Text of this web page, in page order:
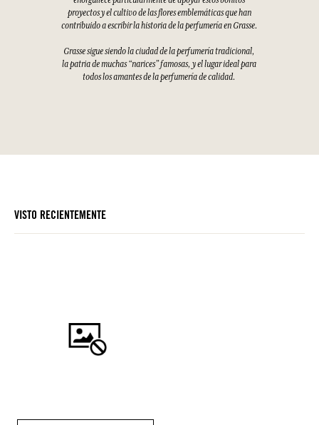
proyectos y el cultivo de las flores emblemáticas que han
contribuido a escribir la historia de la perfumería en Grasse.
Grasse sigue siendo la ciudad de la perfumería tradicional,
la patria de muchas “narices” famosas, y el lugar ideal para
todos los amantes de la perfumería de calidad.
VISTO RECIENTEMENTE